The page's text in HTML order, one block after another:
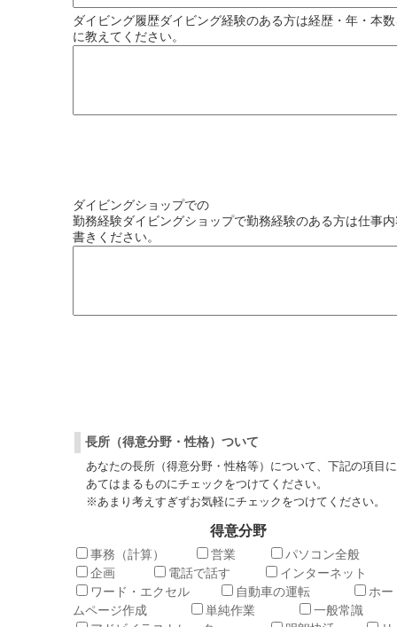
ダイビング履歴ダイビング経験のある方は経歴・年・本
に教えてください。
ダイビングショップでの
勤務経験ダイビングショップで勤務経験のある方は仕事
書きください。
長所（得意分野・性格）ついて
あなたの長所（得意分野・性格等）について、下記の項目に
あてはまるものにチェックをつけてください。
※あまり考えすぎずお気軽にチェックをつけてください。
得意分野
事務（計算） 営業
パソコン全
企画
電話で話す
インターネッ
ワード・エクセル
自動車の運転
ホー
ムページ作成
単純作業
一般常